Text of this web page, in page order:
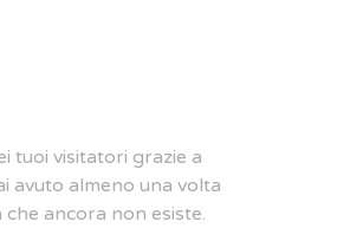
tuoi visitatori grazie a
avuto almeno una volta
ancora non esiste.